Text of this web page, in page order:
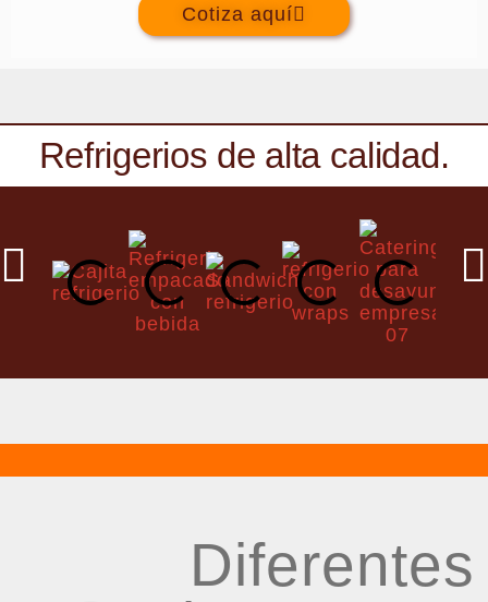
Cotiza aquí
Refrigerios de alta calidad.
Diferentes